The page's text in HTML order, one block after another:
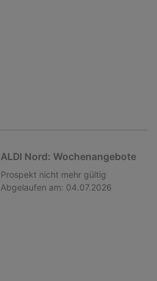
ALDI Nord: Wochenangebote
Prospekt nicht mehr gültig
Abgelaufen am: 04.07.2026